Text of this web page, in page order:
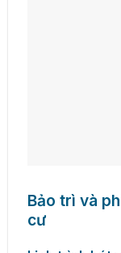
Bảo trì và
cư